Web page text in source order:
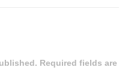
Required fields are